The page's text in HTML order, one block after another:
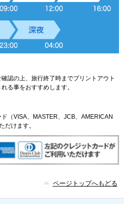
認の上、旅行終了時までプリントアウト
る事をおすすめします。
（VISA、MASTER、JCB、AMERICAN
だけます。
ページトップへもどる